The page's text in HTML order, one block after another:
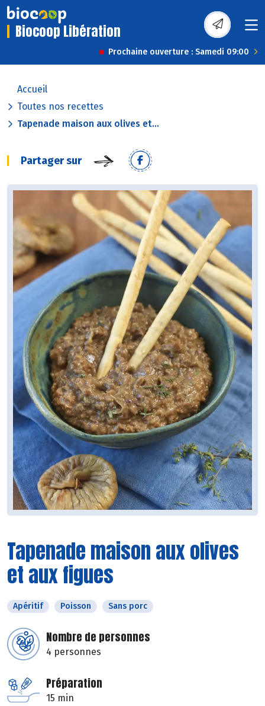
Biocoop Libération
Prochaine ouverture : Samedi 09:00
Accueil
Toutes nos recettes
Tapenade maison aux olives et...
Partager sur
Tapenade maison aux olives
et aux figues
Apéritif Poisson Sans porc
Nombre de personnes
4 personnes
Préparation
15 min